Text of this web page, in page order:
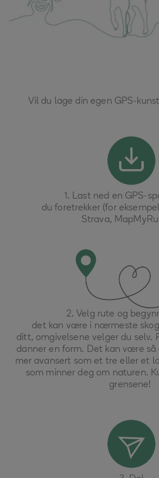
Vil du lage din egen GPS-
1. Last ned en GPS-
du foretrekker (for
Strava,
2. Velg rute og
det kan være i nærmeste
ditt, omgivelsene velger du selv.
danner en form. Det kan være
mer avansert som et tre eller et
som minner deg om naturen.
grensene!